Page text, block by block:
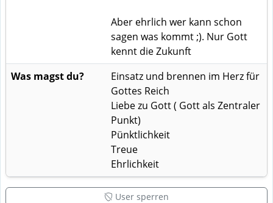
Aber ehrlich wer kann schon
sagen was kommt ;). Nur Gott
kennt die Zukunft
Was magst du?
Einsatz und brennen im Herz für
Gottes Reich
Liebe zu Gott ( Gott als Zentraler
Punkt)
Pünktlichkeit
Treue
Ehrlichkeit
User sperren